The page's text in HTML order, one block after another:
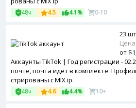
48ч 4.5 4.1% 0-10
Аккаунты TikTok | Год регистрации -
почте, почта идет в комплекте.
стрированы с MIX ip.
48ч 4.6 4.4% 10+
23
от